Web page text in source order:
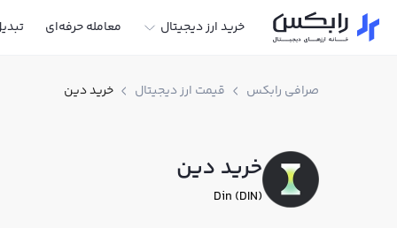
خرید ارز دیجیتال معامله حرفه‌ای
صرافی رابکس قیمت ارز دیجیتال خرید دین
خرید دین
Din (DIN)